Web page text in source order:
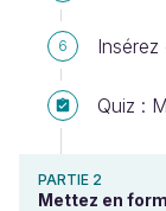
6 Insérez
Quiz :
PARTIE 2
Mettez en